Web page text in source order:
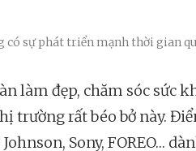
có sự phát triển mạnh thời gian
làm đẹp, chăm sóc sức
trường rất béo bở này.
Sony, FOREO…